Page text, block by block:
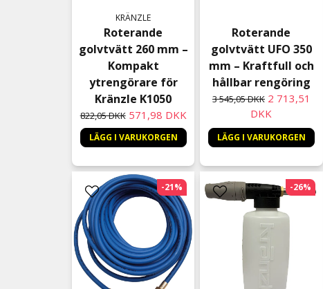
KRÄNZLE
Roterande
golvtvätt 260 mm –
Kompakt
ytrengörare för
Kränzle K1050
822,05 DKK 571,98 DKK
LÄGG I VARUKORGEN
Roterande
golvtvätt UFO 350
mm – Kraftfull och
hållbar rengöring
3 545,05 DKK 2 713,51
DKK
LÄGG I VARUKORGEN
-21% -26%